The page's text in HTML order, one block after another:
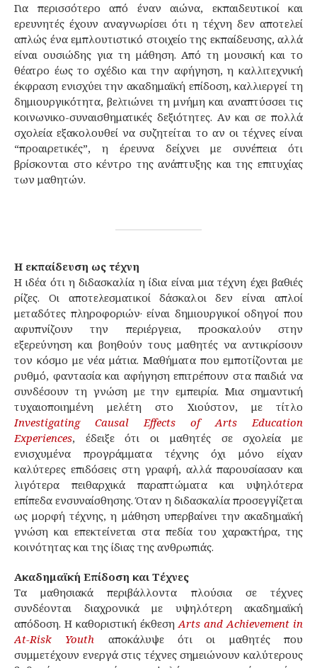
Για περισσότερο από έναν αιώνα, εκπαιδευτικοί και
ερευνητές έχουν αναγνωρίσει ότι η τέχνη δεν αποτελεί
απλώς ένα εμπλουτιστικό στοιχείο της εκπαίδευσης, αλλά
είναι ουσιώδης για τη μάθηση. Από τη μουσική και το
θέατρο έως το σχέδιο και την αφήγηση, η καλλιτεχνική
έκφραση ενισχύει την ακαδημαϊκή επίδοση, καλλιεργεί τη
δημιουργικότητα, βελτιώνει τη μνήμη και αναπτύσσει τις
κοινωνικο-συναισθηματικές δεξιότητες. Αν και σε πολλά
σχολεία εξακολουθεί να συζητείται το αν οι τέχνες είναι
“προαιρετικές”, η έρευνα δείχνει με συνέπεια ότι
βρίσκονται στο κέντρο της ανάπτυξης και της επιτυχίας
των μαθητών.
Η εκπαίδευση ως τέχνη
Η ιδέα ότι η διδασκαλία η ίδια είναι μια τέχνη έχει βαθιές
ρίζες. Οι αποτελεσματικοί δάσκαλοι δεν είναι απλοί
μεταδότες πληροφοριών· είναι δημιουργικοί οδηγοί που
αφυπνίζουν την περιέργεια, προσκαλούν στην
εξερεύνηση και βοηθούν τους μαθητές να αντικρίσουν
τον κόσμο με νέα μάτια. Μαθήματα που εμποτίζονται με
ρυθμό, φαντασία και αφήγηση επιτρέπουν στα παιδιά να
συνδέσουν τη γνώση με την εμπειρία. Μια σημαντική
τυχαιοποιημένη μελέτη στο Χιούστον, με τίτλο
Investigating Causal Effects of Arts Education
Experiences, έδειξε ότι οι μαθητές σε σχολεία με
ενισχυμένα προγράμματα τέχνης όχι μόνο είχαν
καλύτερες επιδόσεις στη γραφή, αλλά παρουσίασαν και
λιγότερα πειθαρχικά παραπτώματα και υψηλότερα
επίπεδα ενσυναίσθησης. Όταν η διδασκαλία προσεγγίζεται
ως μορφή τέχνης, η μάθηση υπερβαίνει την ακαδημαϊκή
γνώση και επεκτείνεται στα πεδία του χαρακτήρα, της
κοινότητας και της ίδιας της ανθρωπιάς.
Ακαδημαϊκή Επίδοση και Τέχνες
Τα μαθησιακά περιβάλλοντα πλούσια σε τέχνες
συνδέονται διαχρονικά με υψηλότερη ακαδημαϊκή
απόδοση. Η καθοριστική έκθεσηArts and Achievement in
At-Risk Youth αποκάλυψε ότι οι μαθητές που
συμμετέχουν ενεργά στις τέχνες σημειώνουν καλύτερους